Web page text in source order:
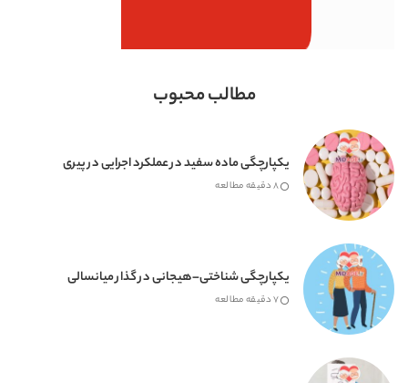
مطالب محبوب
یکپارچگی ماده سفید در عملکرد اجرایی در پیری
8 دقیقه مطالعه
یکپارچگی شناختی–هیجانی در گذار میانسالی
7 دقیقه مطالعه